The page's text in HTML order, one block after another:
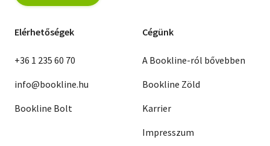
Elérhetőségek
+36 1 235 60 70
info@bookline.hu
Bookline Bolt
Cégünk
A Bookline-ról bővebben
Bookline Zöld
Karrier
Impresszum